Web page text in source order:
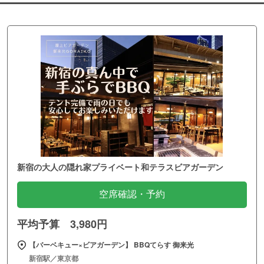
新宿の大人の隠れ家プライベート和テラスビアガーデン
空席確認・予約
平均予算 3,980円
【バーベキュー×ビアガーデン】 BBQてらす 御来光
新宿駅／東京都